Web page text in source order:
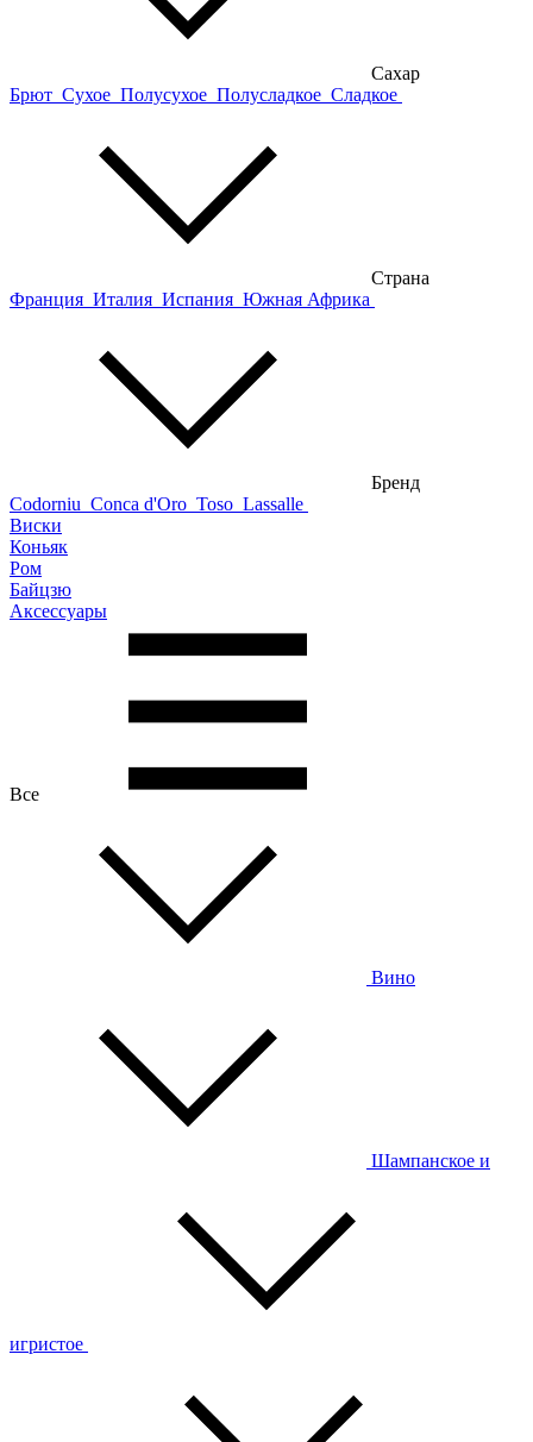
Сахар
Брют Сухое Полусухое Полусладкое Сладкое
Страна
Франция Италия Испания Южная Африка
Бренд
Codorniu Conca d'Oro Toso Lassalle
Виски
Коньяк
Ром
Байцзю
Аксессуары
Все
Вино
Шампанское и
игристое